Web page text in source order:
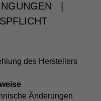
des Herstellers
Änderungen